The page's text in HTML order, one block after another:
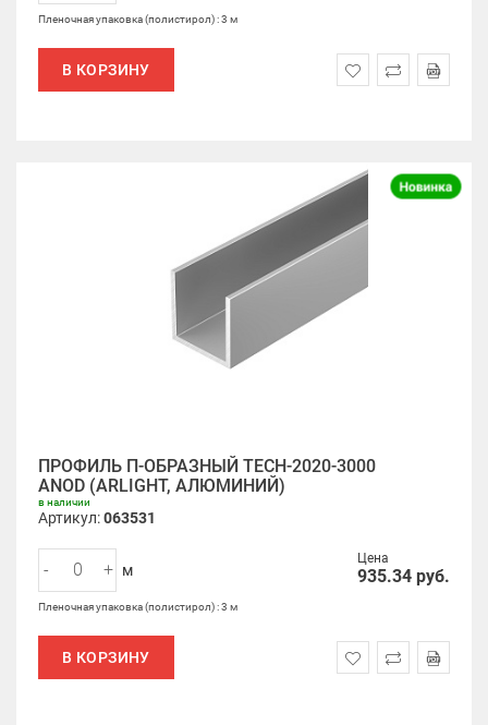
Пленочная упаковка (полистирол) : 3 м
В КОРЗИНУ
ПРОФИЛЬ П-ОБРАЗНЫЙ TECH-2020-3000
ANOD (ARLIGHT, АЛЮМИНИЙ)
в наличии
Артикул:063531
Цена
935.34 руб.
- + м
Пленочная упаковка (полистирол) : 3 м
В КОРЗИНУ